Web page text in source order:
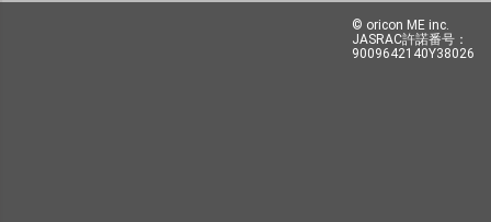
© oricon ME inc.
JASRAC許諾番号：
9009642140Y38026